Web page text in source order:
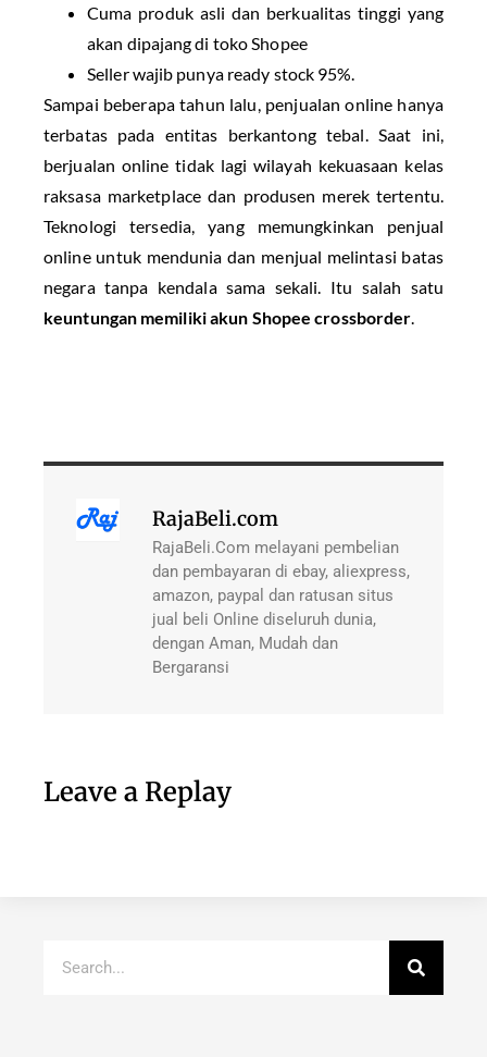
Cuma produk asli dan berkualitas tinggi yang
akan dipajang di toko Shopee
Seller wajib punya ready stock 95%.
Sampai beberapa tahun lalu, penjualan online hanya
terbatas pada entitas berkantong tebal. Saat ini,
berjualan online tidak lagi wilayah kekuasaan kelas
raksasa marketplace dan produsen merek tertentu.
Teknologi tersedia, yang memungkinkan penjual
online untuk mendunia dan menjual melintasi batas
negara tanpa kendala sama sekali. Itu salah satu
keuntungan memiliki akun Shopee crossborder
RajaBeli.com
RajaBeli.Com melayani pembelian
dan pembayaran di ebay, aliexpress,
amazon, paypal dan ratusan situs
jual beli Online diseluruh dunia,
dengan Aman, Mudah dan
Bergaransi
Leave a Replay